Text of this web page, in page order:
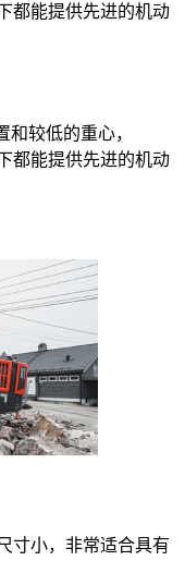
都能提供先进的机动
较低的重心，
都能提供先进的机动
寸小，非常适合具有